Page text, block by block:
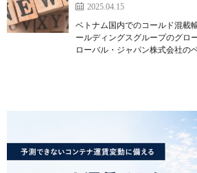
2025.04.15
ベトナム国内でのコールド混
ールディングスグループのグロ
ローバル・ジャパン株式会社の